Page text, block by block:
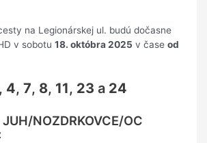
na Legionárskej ul. budú dočasne
v sobotu18. októbra 2025 v časeod
, 4,7, 8, 11, 23 a 24
NOZDRKOVCE/OC